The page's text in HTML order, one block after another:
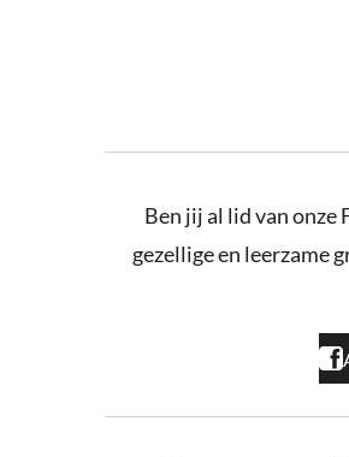
Ben jij al lid van onze
gezellige en leerzame